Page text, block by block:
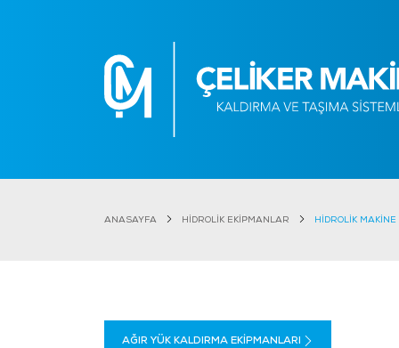
ANASAYFA HİDROLİK EKİPMANLAR HİDROLİK MAKİNE
AĞIR YÜK KALDIRMA EKİPMANLARI